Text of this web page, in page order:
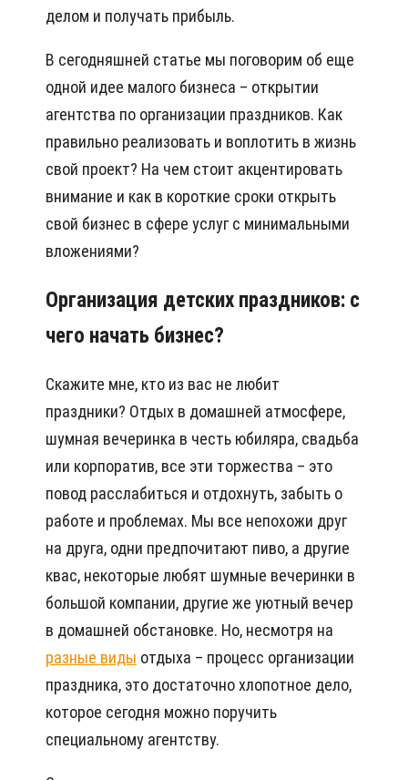
делом и получать прибыль.
В сегодняшней статье мы поговорим об еще
одной идее малого бизнеса – открытии
агентства по организации праздников. Как
правильно реализовать и воплотить в жизнь
свой проект? На чем стоит акцентировать
внимание и как в короткие сроки открыть
свой бизнес в сфере услуг с минимальными
вложениями?
Организация детских праздников: с
чего начать бизнес?
Скажите мне, кто из вас не любит
праздники? Отдых в домашней атмосфере,
шумная вечеринка в честь юбиляра, свадьба
или корпоратив, все эти торжества – это
повод расслабиться и отдохнуть, забыть о
работе и проблемах. Мы все непохожи друг
на друга, одни предпочитают пиво, а другие
квас, некоторые любят шумные вечеринки в
большой компании, другие же уютный вечер
в домашней обстановке. Но, несмотря на
разные виды отдыха – процесс организации
праздника, это достаточно хлопотное дело,
которое сегодня можно поручить
специальному агентству.